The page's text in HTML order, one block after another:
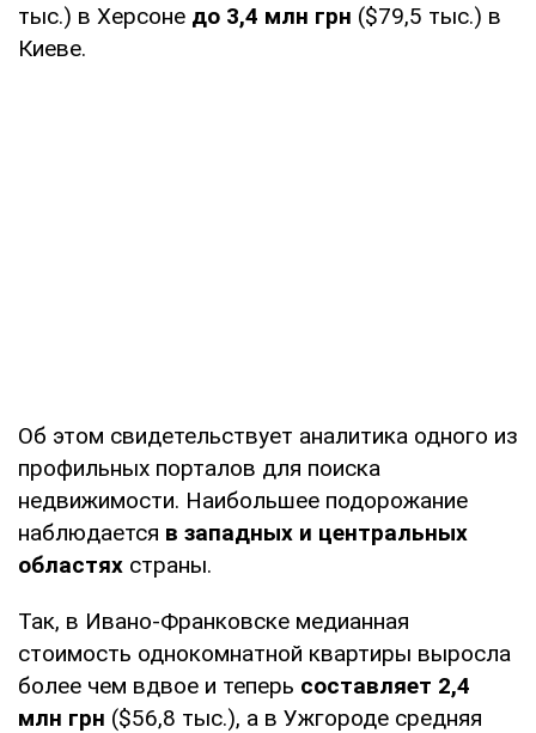
тыс.) в Херсоне до 3,4 млн грн ($79,5 тыс.) в
Киеве.
Об этом свидетельствует аналитика одного из
профильных порталов для поиска
недвижимости. Наибольшее подорожание
наблюдается в западных и центральных
областях страны.
Так, в Ивано-Франковске медианная
стоимость однокомнатной квартиры выросла
более чем вдвое и теперь составляет 2,4
млн грн ($56,8 тыс.), а в Ужгороде средняя